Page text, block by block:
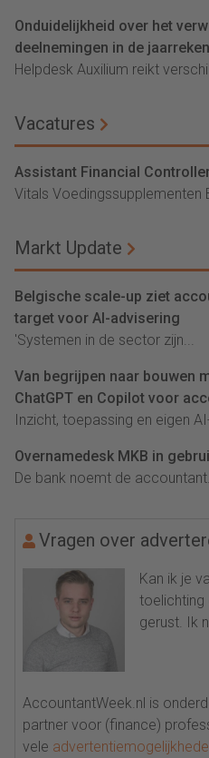
Onduidelijkheid over het
deelnemingen in de
Helpdesk Auxilium reikt
Vacatures
Assistant Financial
Vitals Voedingssupplementen
Markt Update
Belgische scale-up ziet
target voor AI-advisering
'Systemen in de sector zijn...
Van begrijpen naar bouwen
ChatGPT en Copilot voor
Inzicht, toepassing en eigen
Overnamedesk MKB in
De bank noemt de
Vragen over
Kan ik je
toelichting
gerust. Ik
AccountantWeek.nl is
partner voor (finance)
vele